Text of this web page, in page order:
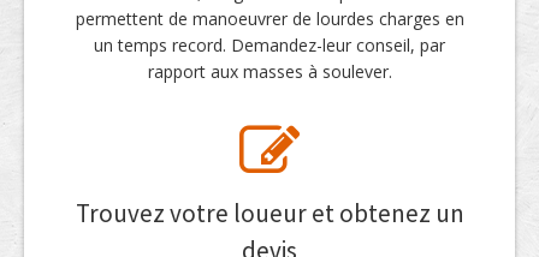
permettent de manoeuvrer de lourdes charges en
un temps record. Demandez-leur conseil, par
rapport aux masses à soulever.
Trouvez votre loueur et obtenez un
devis